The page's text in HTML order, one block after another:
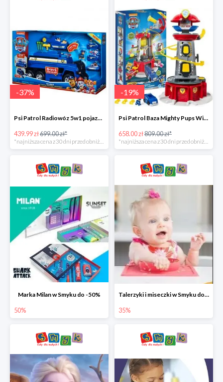
-37%
Psi Patrol Radiowóz 5w1 pojazd ratunkowy z figurką Chase'a -37%
439.99 zł699.00 zł*
-19%
Psi Patrol Baza Mighty Pups Wieża obserwacyjna+pojazd z figurką -19%
658.00 zł809.00 zł*
Marka Milan w Smyku do -50%
50%
Talerzyki i miseczki w Smyku do -35%
35%